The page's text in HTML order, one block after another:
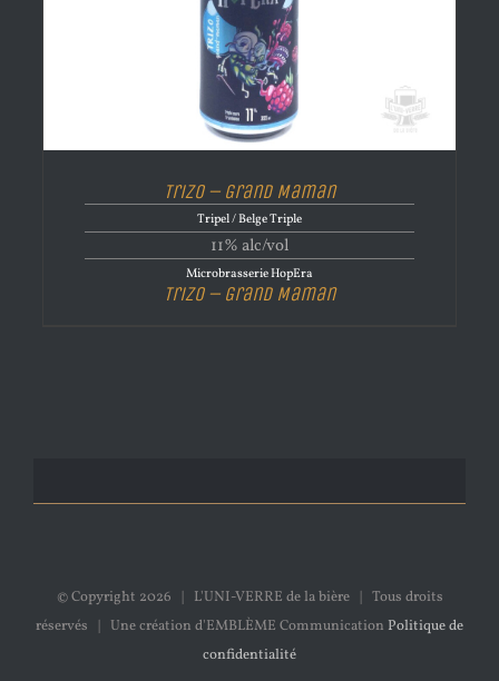
Trizo – Grand Maman
Tripel / Belge Triple
11% alc/vol
Microbrasserie HopEra
Trizo – Grand Maman
© Copyright 2026 | L'UNI-VERRE de la bière | Tous droits
réservés | Une création d'EMBLÈME Communication Politique de
confidentialité